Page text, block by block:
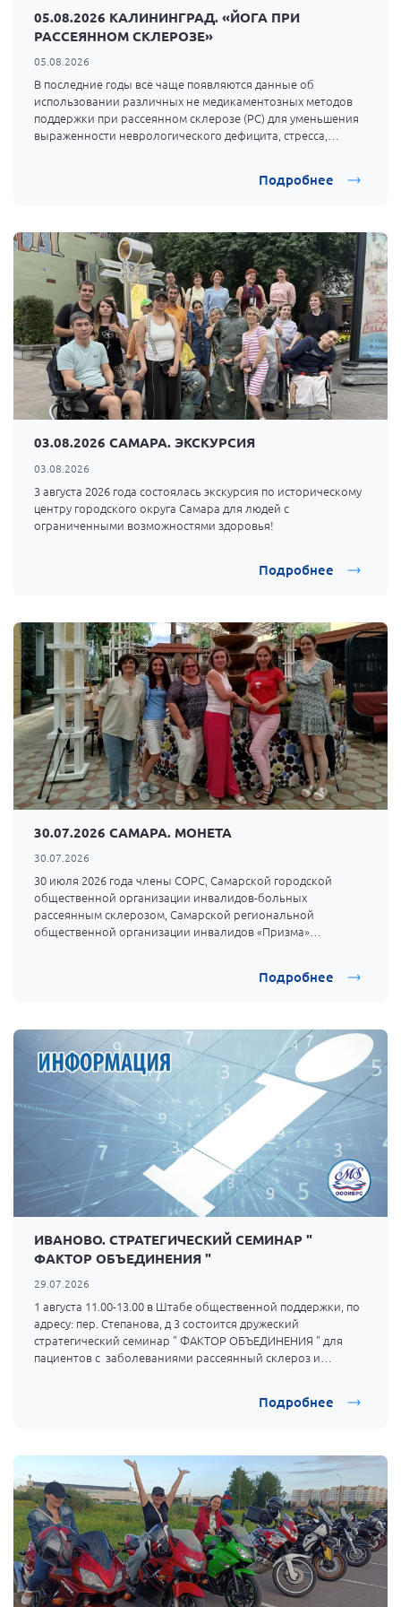
Брянская область
Владимирская область
Воронежская область
Ивановская область
Краснодарский край
Красноярский край
Липецкая область
Ленинградская область
г. Москва
Московская область
Мурманская область
Нижегородская область
Новгородская область
Новосибирская область
Омская область
Республика Башкортостан
Республика Бурятия
Республика Карелия
Республика Калмыкия
Республика Хакасия
Ростовская область
г. Санкт-Петербург
Самарская область ПРИЗМА
Самарская область СГОРС
Свердловская область
Томская область
Тульская область
Ульяновская область
Челябинская область
Ярославская область
05.08.2026 КАЛИНИНГРАД. «ЙОГА ПРИ
РАССЕЯННОМ СКЛЕРОЗЕ»
05.08.2026
В последние годы все чаще появляются данные об
использовании различных не медикаментозных методов
поддержки при рассеянном склерозе (РС) для уменьшения
выраженности неврологического дефицита, стресса,
Подробнее
03.08.2026 САМАРА. ЭКСКУРСИЯ
03.08.2026
3 августа 2026 года состоялась экскурсия по историческому
центру городского округа Самара для людей с
ограниченными возможностями здоровья!
Подробнее
30.07.2026 САМАРА. МОНЕТА
30.07.2026
30 июля 2026 года члены СОРС, Самарской городской
общественной организации инвалидов-больных
рассеянным склерозом, Самарской региональной
общественной организации инвалидов «Призма»
Подробнее
ИВАНОВО. СТРАТЕГИЧЕСКИЙ СЕМИНАР "
ФАКТОР ОБЪЕДИНЕНИЯ "
29.07.2026
1 августа 11.00-13.00 в Штабе общественной поддержки, по
адресу: пер. Степанова, д 3 состоится дружеский
стратегический семинар " ФАКТОР ОБЪЕДИНЕНИЯ " для
пациентов с заболеваниями рассеянный склероз и
Подробнее